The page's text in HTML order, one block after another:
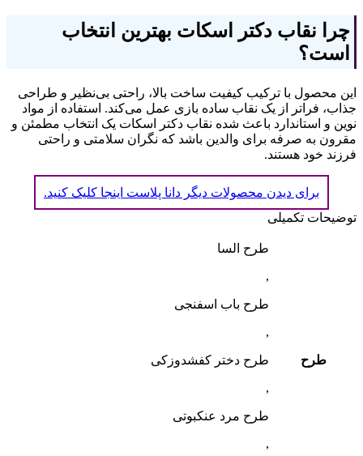
چرا نقاب دکتر اسکات بهترین انتخاب
است؟
این محصول با ترکیب کیفیت ساخت بالا، راحتی بی‌نظیر و طراحی
جذاب، فراتر از یک نقاب ساده بازی عمل می‌کند. استفاده از مواد
نوین و استاندارد باعث شده نقاب دکتر اسکات یک انتخاب مطمئن و
مقرون به صرفه برای والدین باشد که نگران سلامتی و راحتی
فرزند خود هستند.
برای دیدن محصولات دیگر دانا پلاست اینجا کلیک کنید.
توضیحات تکمیلی
طرح
طرح السا
,
طرح باب اسفنجی
,
طرح دختر کفشدوزکی
,
طرح مرد عنکبوتی
,